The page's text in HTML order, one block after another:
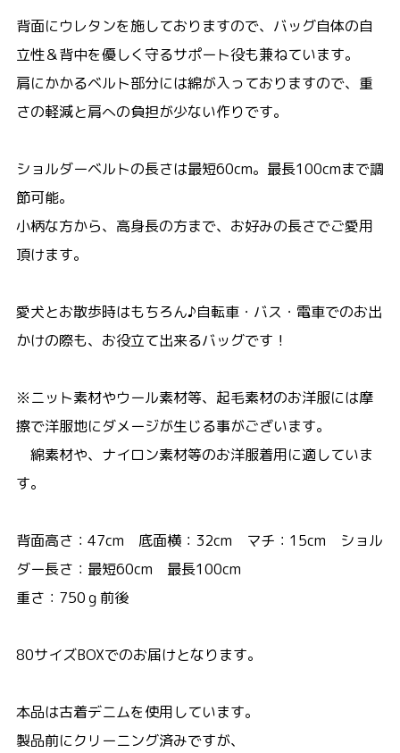
背面にウレタンを施しておりますので、バッグ自体の自
立性＆背中を優しく守るサポート役も兼ねています。
肩にかかるベルト部分には綿が入っておりますので、重
さの軽減と肩への負担が少ない作りです。
ショルダーベルトの長さは最短60cm。最長100cmまで調
節可能。
小柄な方から、高身長の方まで、お好みの長さでご愛用
頂けます。
愛犬とお散歩時はもちろん♪自転車・バス・電車でのお出
かけの際も、お役立て出来るバッグです！
※ニット素材やウール素材等、起毛素材のお洋服には摩
擦で洋服地にダメージが生じる事がございます。
綿素材や、ナイロン素材等のお洋服着用に適していま
す。
背面高さ：47cm 底面横：32cm マチ：15cm ショル
ダー長さ：最短60cm 最長100cm
重さ：750ｇ前後
80サイズBOXでのお届けとなります。
本品は古着デニムを使用しています。
製品前にクリーニング済みですが、